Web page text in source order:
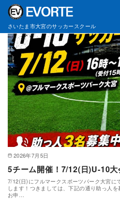
ンさいたま市大宮のサッカースクール
サッカー大会
2026年7月5日
5チーム開催！7/12(日)U-10
7/12(日)にフルマークスポーツパーク大宮に
します！つきましては、下記の通り助っ人
お申…